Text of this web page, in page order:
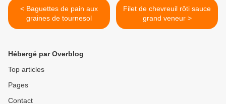
< Baguettes de pain aux
graines de tournesol
Filet de chevreuil rôti sauce
grand veneur >
Hébergé par Overblog
Top articles
Pages
Contact